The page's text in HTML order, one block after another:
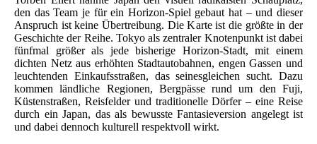
den das Team je für ein Horizon-Spiel gebaut hat – und dieser
Anspruch ist keine Übertreibung. Die Karte ist die größte in der
Geschichte der Reihe. Tokyo als zentraler Knotenpunkt ist dabei
fünfmal größer als jede bisherige Horizon-Stadt, mit einem
dichten Netz aus erhöhten Stadtautobahnen, engen Gassen und
leuchtenden Einkaufsstraßen, das seinesgleichen sucht. Dazu
kommen ländliche Regionen, Bergpässe rund um den Fuji,
Küstenstraßen, Reisfelder und traditionelle Dörfer – eine Reise
durch ein Japan, das als bewusste Fantasieversion angelegt ist
und dabei dennoch kulturell respektvoll wirkt.